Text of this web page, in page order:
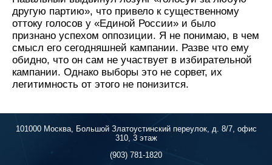
другую партию», что привело к существенному
оттоку голосов у «Единой России» и было
признано успехом оппозиции. Я не понимаю, в чем
смысл его сегодняшней кампании. Разве что ему
обидно, что он сам не участвует в избирательной
кампании. Однако выборы это не сорвет, их
легитимность от этого не понизится.
101000 Москва, Большой Златоустинский переулок, д. 8/7, офис
310, 3 этаж
(903) 781-1820